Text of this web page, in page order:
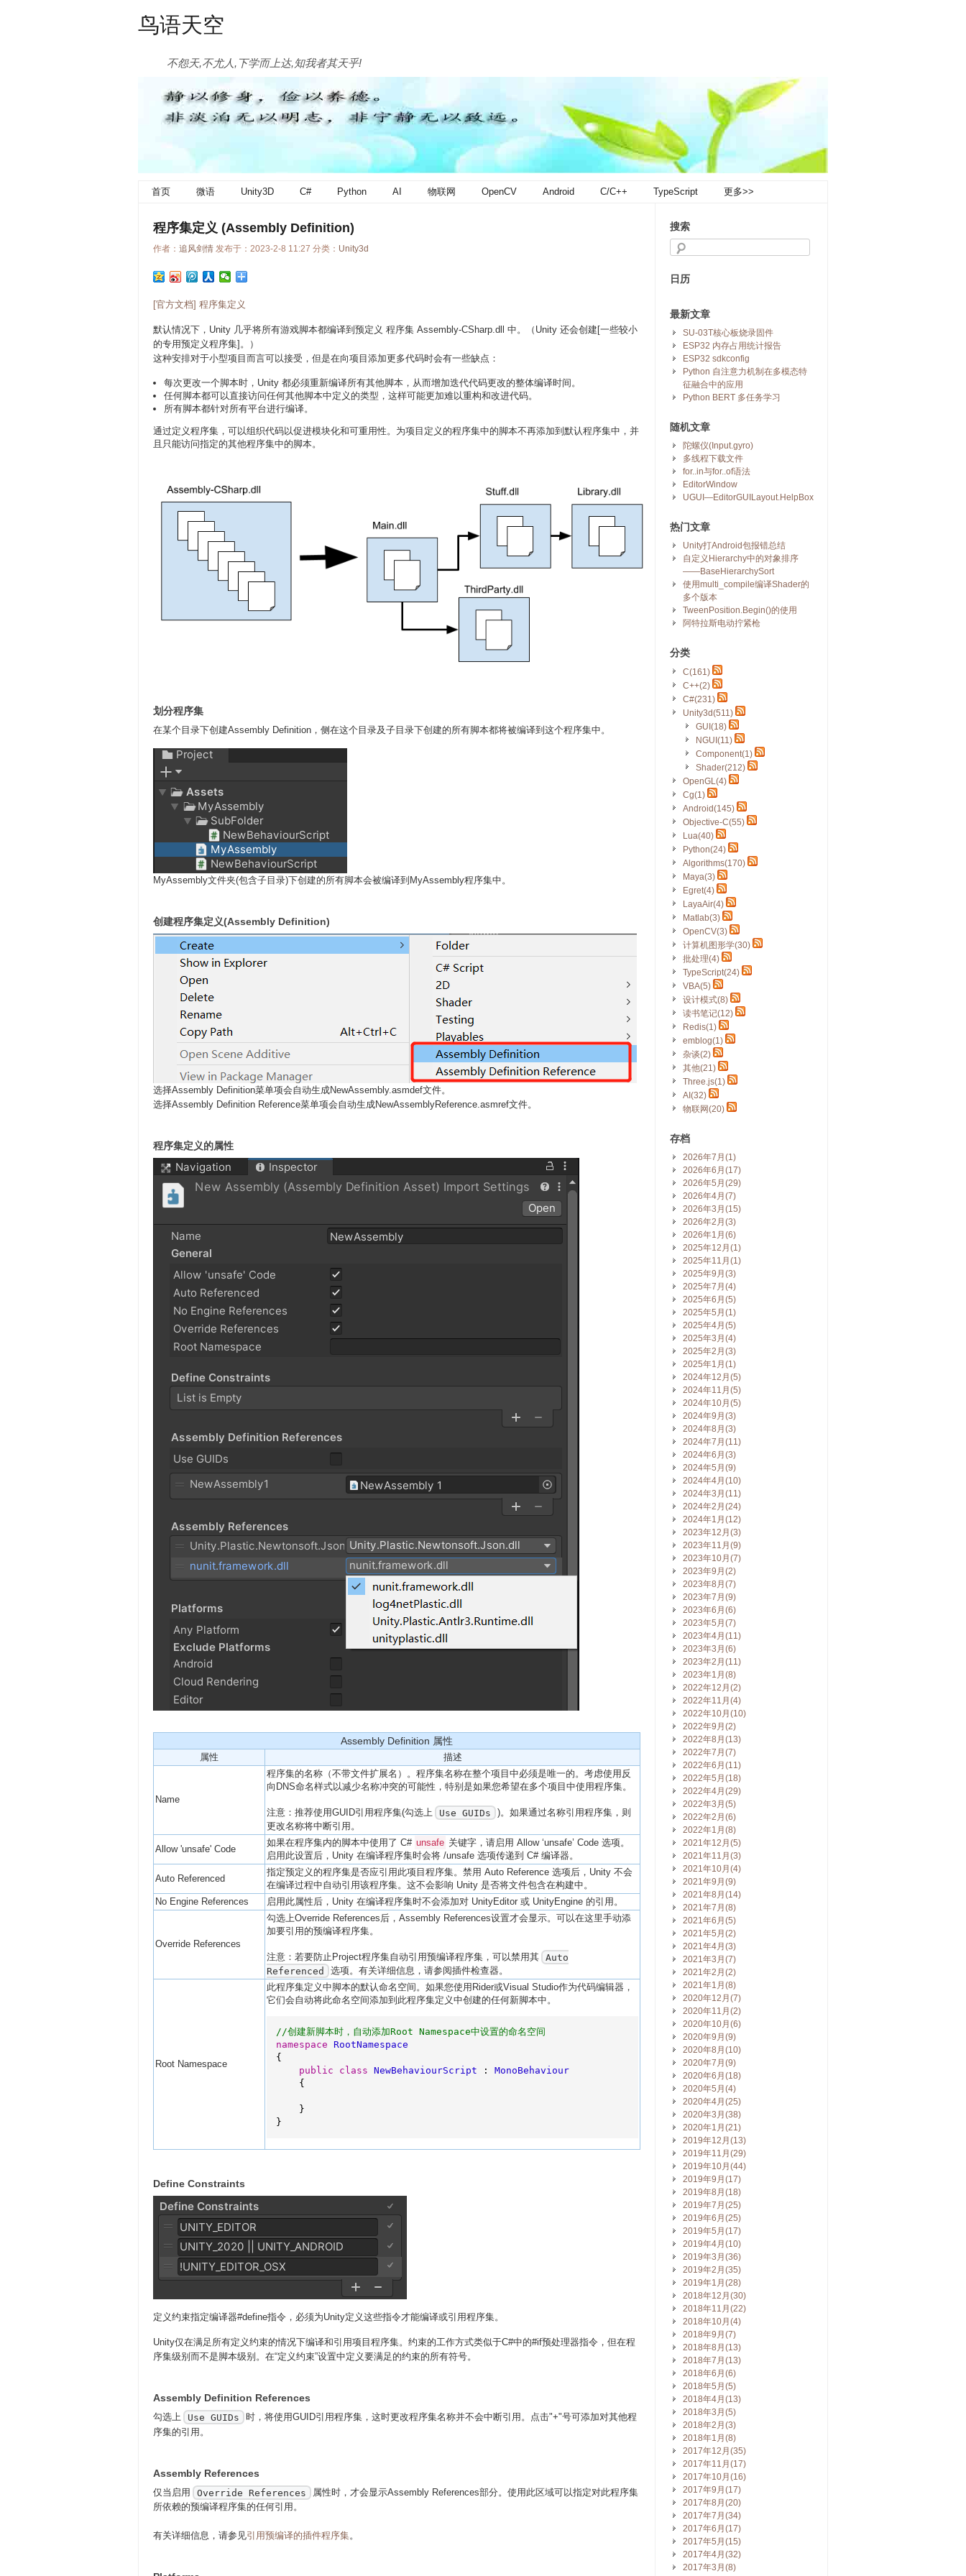
鸟语天空
不怨天,不尤人,下学而上达,知我者其天乎!
首页 微语 Unity3D C# Python AI 物联网 OpenCV Android C/C++ TypeScript 更多>>
程序集定义 (Assembly Definition)
作者： 追风剑情 发布于：2023-2-8 11:27 分类： Unity3d
[官方文档] 程序集定义
默认情况下，Unity 几乎将所有游戏脚本都编译到预定义 程序集 Assembly-CSharp.dll 中。（Unity 还会创建[一些较小
的专用预定义程序集]。）
这种安排对于小型项目而言可以接受，但是在向项目添加更多代码时会有一些缺点：
每次更改一个脚本时，Unity 都必须重新编译所有其他脚本，从而增加迭代代码更改的整体编译时间。
任何脚本都可以直接访问任何其他脚本中定义的类型，这样可能更加难以重构和改进代码。
所有脚本都针对所有平台进行编译。
通过定义程序集，可以组织代码以促进模块化和可重用性。为项目定义的程序集中的脚本不再添加到默认程序集中，并
且只能访问指定的其他程序集中的脚本。
划分程序集
在某个目录下创建Assembly Definition，侧在这个目录及子目录下创建的所有脚本都将被编译到这个程序集中。
MyAssembly文件夹(包含子目录)下创建的所有脚本会被编译到MyAssembly程序集中。
创建程序集定义(Assembly Definition)
选择Assembly Definition菜单项会自动生成NewAssembly.asmdef文件。
选择Assembly Definition Reference菜单项会自动生成NewAssemblyReference.asmref文件。
程序集定义的属性
Assembly Definition 属性
属性 描述
Name
程序集的名称（不带文件扩展名）。程序集名称在整个项目中必须是唯一的。考虑使用反
向DNS命名样式以减少名称冲突的可能性，特别是如果您希望在多个项目中使用程序集。
注意：推荐使用GUID引用程序集(勾选上 Use GUIDs )。如果通过名称引用程序集 ，则
更改名称将中断引用。
Allow 'unsafe' Code
如果在程序集内的脚本中使用了 C# unsafe 关键字，请启用 Allow ‘unsafe’ Code 选项。
启用此设置后，Unity 在编译程序集时会将 /unsafe 选项传递到 C# 编译器。
Auto Referenced
指定预定义的程序集是否应引用此项目程序集。禁用 Auto Reference 选项后，Unity 不会
在编译过程中自动引用该程序集。这不会影响 Unity 是否将文件包含在构建中。
No Engine References
启用此属性后，Unity 在编译程序集时不会添加对 UnityEditor 或 UnityEngine 的引用。
Override References
勾选上Override References后，Assembly References设置才会显示。可以在这里手动添
加要引用的预编译程序集。
注意：若要防止Project程序集自动引用预编译程序集，可以禁用其
Auto
Referenced
选项。有关详细信息，请参阅插件检查器。
Root Namespace
此程序集定义中脚本的默认命名空间。如果您使用Rider或Visual Studio作为代码编辑器，
它们会自动将此命名空间添加到此程序集定义中创建的任何新脚本中。
//创建新脚本时，自动添加Root Namespace中设置的命名空间
namespace
RootNamespace
{
public
class NewBehaviourScript : MonoBehaviour
    {
    }
}
Define Constraints
定义约束指定编译器#define指令，必须为Unity定义这些指令才能编译或引用程序集。
Unity仅在满足所有定义约束的情况下编译和引用项目程序集。约束的工作方式类似于C#中的#if预处理器指令，但在程
序集级别而不是脚本级别。在“定义约束”设置中定义要满足的约束的所有符号。
Assembly Definition References
勾选上 Use GUIDs
时，将使用GUID引用程序集，这时更改程序集名称并不会中断引用。点击"+"号可添加对其他程
序集的引用。
Assembly References
仅当启用 Override References
属性时，才会显示Assembly References部分。使用此区域可以指定对此程序集
所依赖的预编译程序集的任何引用。
有关详细信息，请参见引用预编译的插件程序集。
搜索
日历
最新文章
SU-03T核心板烧录固件
ESP32 内存占用统计报告
ESP32 sdkconfig
Python 自注意力机制在多模态特
征融合中的应用
Python BERT 多任务学习
随机文章
陀螺仪(Input.gyro)
多线程下载文件
for..in与for..of语法
EditorWindow
UGUI—EditorGUILayout.HelpBox
热门文章
Unity打Android包报错总结
自定义Hierarchy中的对象排序
——BaseHierarchySort
使用multi_compile编译Shader的
多个版本
TweenPosition.Begin()的使用
阿特拉斯电动拧紧枪
分类
C(161)
C++(2)
C#(231)
Unity3d(511)
GUI(18)
NGUI(11)
Component(1)
Shader(212)
OpenGL(4)
Cg(1)
Android(145)
Objective-C(55)
Lua(40)
Python(24)
Algorithms(170)
Maya(3)
Egret(4)
LayaAir(4)
Matlab(3)
OpenCV(3)
计算机图形学(30)
批处理(4)
TypeScript(24)
VBA(5)
设计模式(8)
读书笔记(12)
Redis(1)
emblog(1)
杂谈(2)
其他(21)
Three.js(1)
AI(32)
物联网(20)
存档
2026年7月(1)
2026年6月(17)
2026年5月(29)
2026年4月(7)
2026年3月(15)
2026年2月(3)
2026年1月(6)
2025年12月(1)
2025年11月(1)
2025年9月(3)
2025年7月(4)
2025年6月(5)
2025年5月(1)
2025年4月(5)
2025年3月(4)
2025年2月(3)
2025年1月(1)
2024年12月(5)
2024年11月(5)
2024年10月(5)
2024年9月(3)
2024年8月(3)
2024年7月(11)
2024年6月(3)
2024年5月(9)
2024年4月(10)
2024年3月(11)
2024年2月(24)
2024年1月(12)
2023年12月(3)
2023年11月(9)
2023年10月(7)
2023年9月(2)
2023年8月(7)
2023年7月(9)
2023年6月(6)
2023年5月(7)
2023年4月(11)
2023年3月(6)
2023年2月(11)
2023年1月(8)
2022年12月(2)
2022年11月(4)
2022年10月(10)
2022年9月(2)
2022年8月(13)
2022年7月(7)
2022年6月(11)
2022年5月(18)
2022年4月(29)
2022年3月(5)
2022年2月(6)
2022年1月(8)
2021年12月(5)
2021年11月(3)
2021年10月(4)
2021年9月(9)
2021年8月(14)
2021年7月(8)
2021年6月(5)
2021年5月(2)
2021年4月(3)
2021年3月(7)
2021年2月(2)
2021年1月(8)
2020年12月(7)
2020年11月(2)
2020年10月(6)
2020年9月(9)
2020年8月(10)
2020年7月(9)
2020年6月(18)
2020年5月(4)
2020年4月(25)
2020年3月(38)
2020年1月(21)
2019年12月(13)
2019年11月(29)
2019年10月(44)
2019年9月(17)
2019年8月(18)
2019年7月(25)
2019年6月(25)
2019年5月(17)
2019年4月(10)
2019年3月(36)
2019年2月(35)
2019年1月(28)
2018年12月(30)
2018年11月(22)
2018年10月(4)
2018年9月(7)
2018年8月(13)
2018年7月(13)
2018年6月(6)
2018年5月(5)
2018年4月(13)
2018年3月(5)
2018年2月(3)
2018年1月(8)
2017年12月(35)
2017年11月(17)
2017年10月(16)
2017年9月(17)
2017年8月(20)
2017年7月(34)
2017年6月(17)
2017年5月(15)
2017年4月(32)
2017年3月(8)